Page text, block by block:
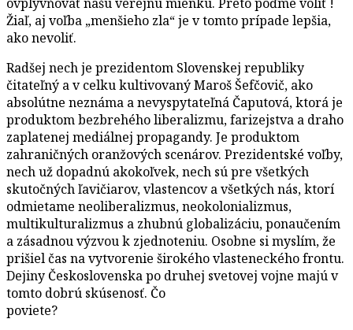
Žiaľ, aj voľba „menšieho zla“ je v tomto prípade lepšia,
ako nevoliť.
Radšej nech je prezidentom Slovenskej republiky
čitateľný a v celku kultivovaný Maroš Šefčovič, ako
absolútne neznáma a nevyspytateľná Čaputová, ktorá je
produktom bezbrehého liberalizmu, farizejstva a draho
zaplatenej mediálnej propagandy. Je produktom
zahraničných oranžových scenárov. Prezidentské voľby,
nech už dopadnú akokoľvek, nech sú pre všetkých
skutočných ľavičiarov, vlastencov a všetkých nás, ktorí
odmietame neoliberalizmus, neokolonializmus,
multikulturalizmus a zhubnú globalizáciu, ponaučením
a zásadnou výzvou k zjednoteniu. Osobne si myslím, že
prišiel čas na vytvorenie širokého vlasteneckého frontu.
Dejiny Československa po druhej svetovej vojne majú v
tomto dobrú skúsenosť. Čo
poviete?